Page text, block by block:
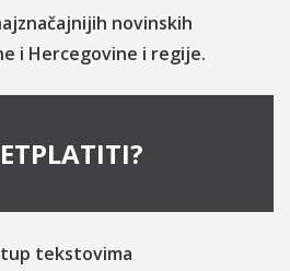
novinskih
i Hercegovine i regije.
tekstovima